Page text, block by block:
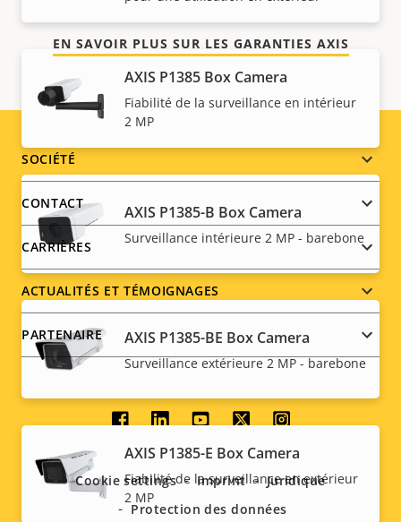
AXIS P1385 Box Camera
Fiabilité de la surveillance en intérieur
2 MP
AXIS P1385-B Box Camera
Surveillance intérieure 2 MP - barebone
AXIS P1385-BE Box Camera
Surveillance extérieure 2 MP - barebone
AXIS P1385-E Box Camera
Fiabilité de la surveillance en extérieur
2 MP
EN SAVOIR PLUS SUR LES GARANTIES AXIS
Footer
menu
SOCIÉTÉ
CONTACT
CARRIÈRES
ACTUALITÉS ET TÉMOIGNAGES
PARTENAIRE
Social
menu
Cookie settings Imprint
Juridique
Protection des données